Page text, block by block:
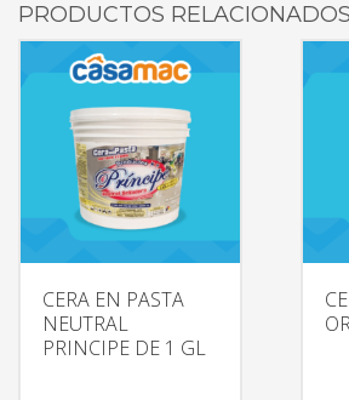
PRODUCTOS RELACIONADOS
CERA EN PASTA
NEUTRAL
PRINCIPE DE 1 GL